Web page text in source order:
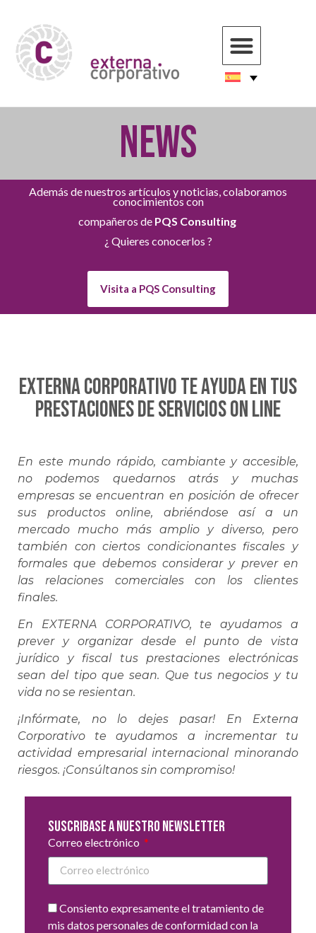
NEWS
Además de nuestros artículos y noticias, colaboramos
conocimientos con
compañeros de PQS Consulting
¿ Quieres conocerlos ?
Visita a PQS Consulting
EXTERNA CORPORATIVO te ayuda en tus
prestaciones de servicios on line
En este mundo rápido, cambiante y accesible,
no podemos quedarnos atrás y muchas
empresas se encuentran en posición de ofrecer
sus productos online, abriéndose así a un
mercado mucho más amplio y diverso, pero
también con ciertos condicionantes fiscales y
formales que debemos considerar y prever en
las relaciones comerciales con los clientes
finales.
En EXTERNA CORPORATIVO, te ayudamos a
prever y organizar desde el punto de vista
jurídico y fiscal tus prestaciones electrónicas
sean del tipo que sean. Que tus negocios y tu
vida no se resientan.
¡Infórmate, no lo dejes pasar! En Externa
Corporativo te ayudamos a incrementar tu
actividad empresarial internacional minorando
riesgos. ¡Consúltanos sin compromiso!
Suscribase a nuestro newsletter
Correo electrónico
Consiento expresamente el tratamiento de
mis datos personales de conformidad con la